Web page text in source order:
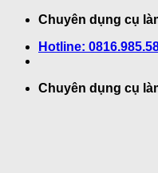
dung
Chuyên dụng cụ
Hotline:
Chuyên dụng cụ